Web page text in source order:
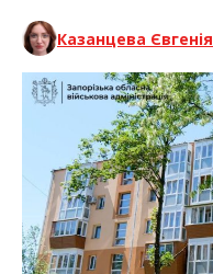
Казанцева Євгенія